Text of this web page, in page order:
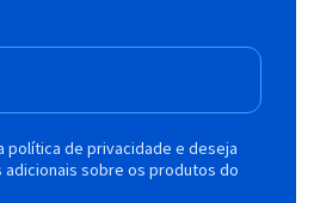
política de privacidade e deseja
sobre os produtos do